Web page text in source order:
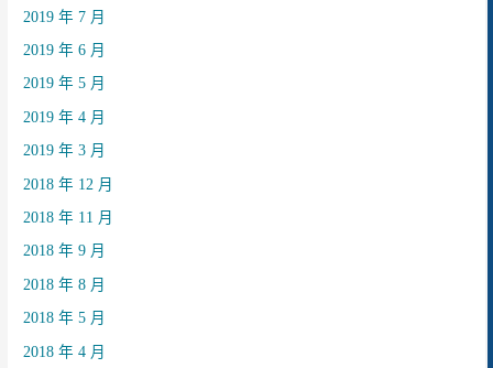
2019 年 7 月
2019 年 6 月
2019 年 5 月
2019 年 4 月
2019 年 3 月
2018 年 12 月
2018 年 11 月
2018 年 9 月
2018 年 8 月
2018 年 5 月
2018 年 4 月